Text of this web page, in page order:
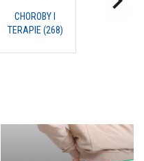
CHOROBY I
TERAPIE (268)